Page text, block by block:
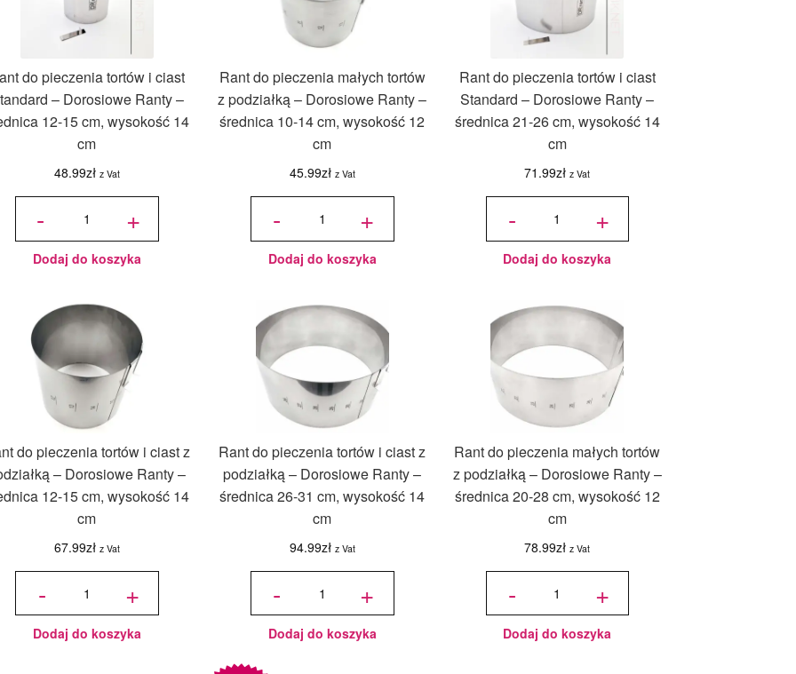
do pieczenia tortów i ciast
– Dorosiowe Ranty –
12-15 cm, wysokość 14
cm
48.99zł z Vat
-
ilość Rant
tortów i
ciast
Ranty -
12-15 cm,
wysokość
14 cm
+
Dodaj do koszyka
Rant do pieczenia małych tortów
z podziałką – Dorosiowe Ranty –
średnica 10-14 cm, wysokość 12
cm
45.99zł z Vat
-
ilość Rant
małych
tortów z
Dorosiowe
średnica
10-14 cm,
wysokość
+
Dodaj do koszyka
Rant do pieczenia tortów i ciast
Standard – Dorosiowe Ranty –
średnica 21-26 cm, wysokość 14
cm
71.99zł z Vat
-
ilość Rant
tortów i
ciast
Ranty -
21-26 cm,
wysokość
14 cm
+
Dodaj do koszyka
do pieczenia tortów i ciast z
– Dorosiowe Ranty –
12-15 cm, wysokość 14
cm
67.99zł z Vat
-
ilość Rant
tortów i
ciast z
-
Dorosiowe
średnica
12-15 cm,
wysokość
+
Dodaj do koszyka
Rant do pieczenia tortów i ciast z
podziałką – Dorosiowe Ranty –
średnica 26-31 cm, wysokość 14
cm
94.99zł z Vat
-
ilość Rant
tortów i
ciast z
-
Dorosiowe
średnica
26-31 cm,
wysokość
+
Dodaj do koszyka
Rant do pieczenia małych tortów
z podziałką – Dorosiowe Ranty –
średnica 20-28 cm, wysokość 12
cm
78.99zł z Vat
-
ilość Rant
małych
tortów z
-
Dorosiowe
średnica
20-28 cm,
wysokość
+
Dodaj do koszyka